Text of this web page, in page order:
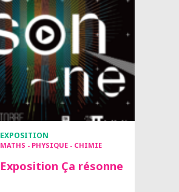
EXPOSITION
MATHS - PHYSIQUE - CHIMIE
Exposition Ça résonne